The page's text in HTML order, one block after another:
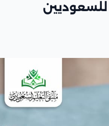
للسعوديين